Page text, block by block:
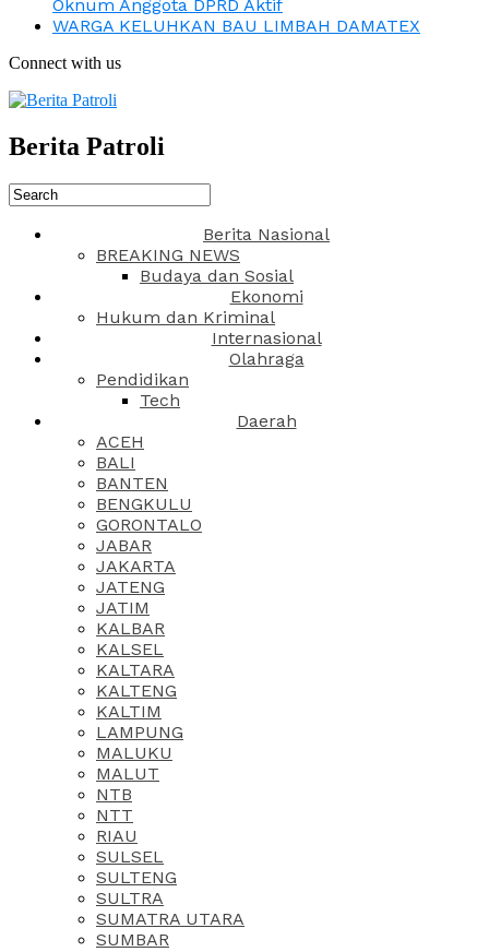
Oknum Anggota DPRD Aktif
WARGA KELUHKAN BAU LIMBAH DAMATEX
Connect with us
Berita Patroli
Berita Nasional
BREAKING NEWS
Budaya dan Sosial
Ekonomi
Hukum dan Kriminal
Internasional
Olahraga
Pendidikan
Tech
Daerah
ACEH
BALI
BANTEN
BENGKULU
GORONTALO
JABAR
JAKARTA
JATENG
JATIM
KALBAR
KALSEL
KALTARA
KALTENG
KALTIM
LAMPUNG
MALUKU
MALUT
NTB
NTT
RIAU
SULSEL
SULTENG
SULTRA
SUMATRA UTARA
SUMBAR